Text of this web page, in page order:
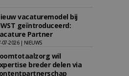
vacaturemodel bij
geïntroduceerd:
Partner
07-2026 | NIEUWS
wil
breder delen via